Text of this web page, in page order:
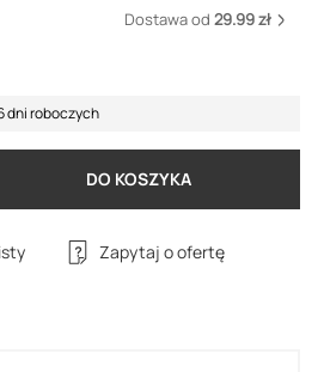
Dostawa od 29.99 zł
dni roboczych
DO KOSZYKA
Zapytaj o ofertę